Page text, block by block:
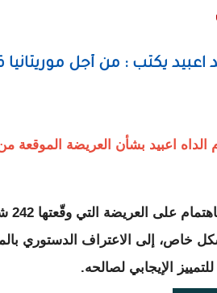
اعبيد يكتب : من أجل
اعبيد بشأن العريضة الموقعة من 242 شخصية
خاص، إلى الاعتراف الدستوري
الإيجابي لصالحه.